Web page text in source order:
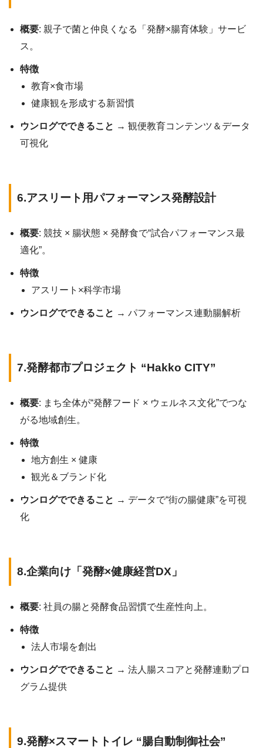
概要: 親子で菌と仲良くなる「発酵×腸育体験」サービ
ス。
特徴
教育×食市場
健康観を形成する新習慣
ウンログでできること → 観便教育コンテンツ＆データ
可視化
6.アスリート用パフォーマンス発酵設計
概要: 競技 × 腸状態 × 発酵食で“試合パフォーマンス最
適化”。
特徴
アスリート×科学市場
ウンログでできること → パフォーマンス連動腸解析
7.発酵都市プロジェクト “Hakko CITY”
概要: まち全体が“発酵フード × ウェルネス文化”でつな
がる地域創生。
特徴
地方創生 × 健康
観光＆ブランド化
ウンログでできること → データで“街の腸健康”を可視
化
8.企業向け「発酵×健康経営DX」
概要: 社員の腸と発酵食品習慣で生産性向上。
特徴
法人市場を創出
ウンログでできること → 法人腸スコアと発酵連動プロ
グラム提供
9.発酵×スマートトイレ “腸自動制御社会”